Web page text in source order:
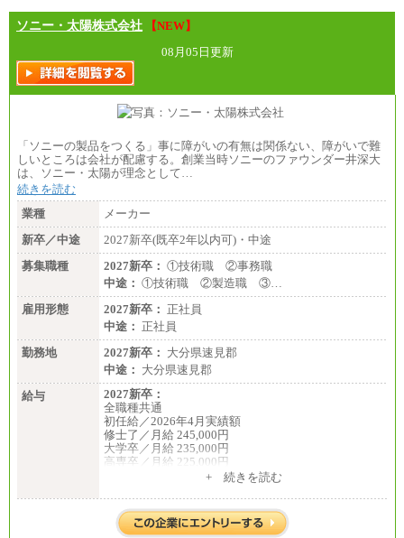
ソニー・太陽株式会社
【NEW】
08月05日更新
「ソニーの製品をつくる」事に障がいの有無は関係ない、障がいで難
しいところは会社が配慮する。創業当時ソニーのファウンダー井深大
は、ソニー・太陽が理念として…
続きを読む
業種
メーカー
新卒／中途
2027新卒(既卒2年以内可)・中途
募集職種
2027新卒： ①技術職 ②事務職
中途： ①技術職 ②製造職 ③…
雇用形態
2027新卒： 正社員
中途： 正社員
勤務地
2027新卒： 大分県速見郡
中途： 大分県速見郡
給与
2027新卒：
全職種共通
初任給／2026年4月実績額
修士了／月給 245,000円
大学卒／月給 235,000円
高専卒／月給 225,000円
短大卒／月給 210,000円
※試用期間中も給与に変更はございません
※博士課程修了者は修士卒の金額を最低額とし、経
験・能力を考慮のうえ、当社規程に基づき決定いた
+ 続きを読む